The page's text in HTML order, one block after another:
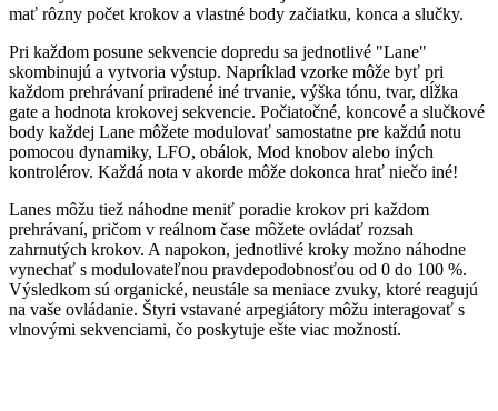
mať rôzny počet krokov a vlastné body začiatku, konca a slučky.
Pri každom posune sekvencie dopredu sa jednotlivé "Lane"
skombinujú a vytvoria výstup. Napríklad vzorke môže byť pri
každom prehrávaní priradené iné trvanie, výška tónu, tvar, dĺžka
gate a hodnota krokovej sekvencie. Počiatočné, koncové a slučkové
body každej Lane môžete modulovať samostatne pre každú notu
pomocou dynamiky, LFO, obálok, Mod knobov alebo iných
kontrolérov. Každá nota v akorde môže dokonca hrať niečo iné!
Lanes môžu tiež náhodne meniť poradie krokov pri každom
prehrávaní, pričom v reálnom čase môžete ovládať rozsah
zahrnutých krokov. A napokon, jednotlivé kroky možno náhodne
vynechať s modulovateľnou pravdepodobnosťou od 0 do 100 %.
Výsledkom sú organické, neustále sa meniace zvuky, ktoré reagujú
na vaše ovládanie. Štyri vstavané arpegiátory môžu interagovať s
vlnovými sekvenciami, čo poskytuje ešte viac možností.